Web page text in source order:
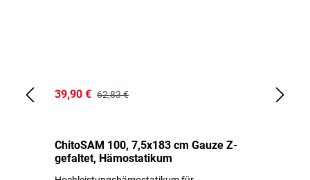
39,90 € 62,83 €
ChitoSAM 100, 7,5x183 cm Gauze Z-
gefaltet, Hämostatikum